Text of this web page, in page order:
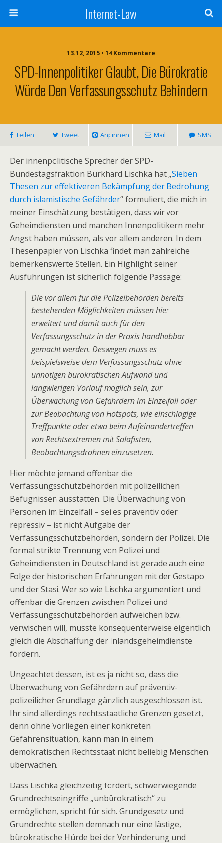
Internet-Law
13.12, 2015 • 14 Kommentare
SPD-Innenpolitiker Glaubt, Die Bürokratie
Würde Den Verfassungsschutz Behindern
Teilen Tweet Anpinnen Mail SMS
Der innenpolitische Sprecher der SPD-
Bundestagsfraktion Burkhard Lischka hat „Sieben
Thesen zur effektiveren Bekämpfung der Bedrohung
durch islamistische Gefährder“ formuliert, die mich in
meiner Einschätzung bestätigen, dass wir vor
Geheimdiensten und manchen Innenpolitikern mehr
Angst haben müssen, als vor allem anderen. In dem
Thesenpapier von Lischka findet man zahlreiche
bemerkenswerte Stellen. Ein Highlight seiner
Ausführungen ist sicherlich folgende Passage:
Die vor allem für die Polizeibehörden bereits
bestehenden Möglichkeiten müssen hier
erweitert und damit auch für den
Verfassungsschutz in der Praxis handhabbar
gemacht werden. Deswegen muss es
beispielsweise dem Verfassungsschutz ohne
unnötigen bürokratischen Aufwand und
langwierigen Vorlauf möglich sein, zur
Überwachung von Gefährdern im Einzelfall oder
zur Beobachtung von Hotspots, wie einschlägige
Treffpunkte oder etwa beim Aufeinandertreffen
von Rechtsextremen mit Salafisten,
Beobachtungsdrohnen einzusetzen.
Hier möchte jemand offenbar die
Verfassungsschutzbehörden mit polizeilichen
Befugnissen ausstatten. Die Überwachung von
Personen im Einzelfall – sei es präventiv oder
repressiv – ist nicht Aufgabe der
Verfassungsschutzbehörden, sondern der Polizei. Die
formal strikte Trennung von Polizei und
Geheimdiensten in Deutschland ist gerade auch eine
Folge der historischen Erfahrungen mit der Gestapo
und der Stasi. Wer so wie Lischka argumentiert und
offenbar die Grenzen zwischen Polizei und
Verfassungsschutzbehörden aufweichen bzw.
verwischen will, müsste konsequenterweise eigentlich
gleich die Abschaffung der Inlandsgeheimdienste
fordern.
Ungeachtet dessen, ist es ja nicht so, dass die
Überwachung von Gefährdern auf präventiv-
polizeilicher Grundlage gänzlich ausgeschlossen ist.
Ihr sind allerdings rechtsstaatliche Grenzen gesetzt,
denn ohne Vorliegen einer konkreten
Gefahrensituation, kann man in einem
demokratischen Rechtsstaat nicht beliebig Menschen
überwachen.
Dass Lischka gleichzeitig fordert, schwerwiegende
Grundrechtseingriffe „unbürokratisch“ zu
ermöglichen, spricht für sich. Grundgesetz und
Grundrechte stellen demnach nur eine lästige,
bürokratische Hürde bei der Verhinderung und